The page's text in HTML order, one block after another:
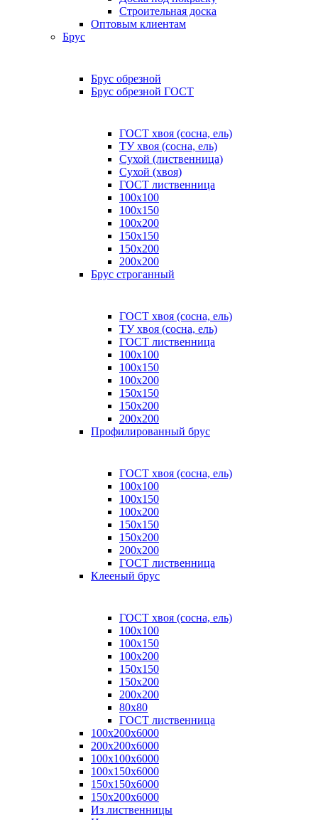
Строительная доска
Оптовым клиентам
Брус
Брус обрезной
Брус обрезной ГОСТ
ГОСТ хвоя (сосна, ель)
ТУ хвоя (сосна, ель)
Сухой (лиственница)
Сухой (хвоя)
ГОСТ лиственница
100x100
100x150
100x200
150x150
150x200
200x200
Брус строганный
ГОСТ хвоя (сосна, ель)
ТУ хвоя (сосна, ель)
ГОСТ лиственница
100х100
100х150
100х200
150х150
150х200
200х200
Профилированный брус
ГОСТ хвоя (сосна, ель)
100x100
100x150
100x200
150x150
150x200
200x200
ГОСТ лиственница
Клееный брус
ГОСТ хвоя (сосна, ель)
100x100
100x150
100x200
150x150
150x200
200x200
80х80
ГОСТ лиственница
100х200х6000
200х200х6000
100х100х6000
100х150х6000
150х150х6000
150х200х6000
Из лиственницы